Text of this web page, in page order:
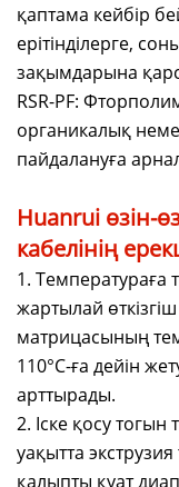
қаптама кейбір
ерітінділерге,
зақымдарына
RSR-PF:
органикалық
пайдалануға
Huanrui өзін-
кабелінің
1. Температураға
жартылай
матрицасының
110°C-ға дейін
арттырады.
2. Іске қосу тогын
уақытта
қалыпты қуат